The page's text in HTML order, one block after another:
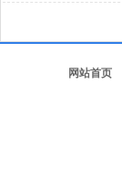
网站首页